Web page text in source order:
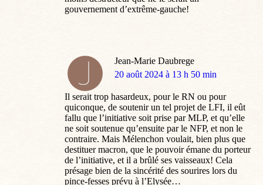
gouvernement d’extrême-gauche!
Jean-Marie Daubrege
dit
20 août 2024 à 13 h 50 min
Il serait trop hasardeux, pour le RN ou pour
quiconque, de soutenir un tel projet de LFI, il eût
fallu que l’initiative soit prise par MLP, et qu’elle
ne soit soutenue qu’ensuite par le NFP, et non le
contraire. Mais Mélenchon voulait, bien plus que
destituer macron, que le pouvoir émane du porteur
de l’initiative, et il a brûlé ses vaisseaux! Cela
présage bien de la sincérité des sourires lors du
pince-fesses prévu à l’Elysée…